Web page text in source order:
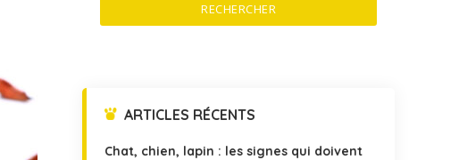
RECHERCHER
ARTICLES RÉCENTS
Chat, chien, lapin : les signes qui doivent